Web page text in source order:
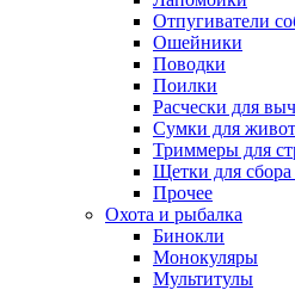
Отпугиватели
Ошейники
Поводки
Поилки
Расчески для
Сумки для
Триммеры для
Щетки для
Прочее
Охота и рыбалка
Бинокли
Монокуляры
Мультитулы